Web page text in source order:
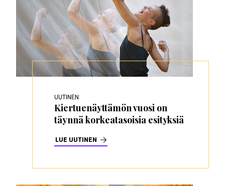
UUTINEN
Kiertuenäyttämön vuosi on
täynnä korkeatasoisia esityksiä
LUE UUTINEN